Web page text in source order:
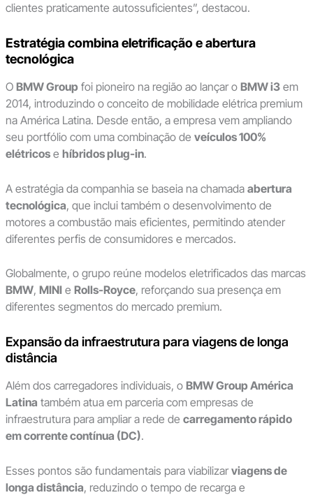
clientes praticamente autossuficientes”, destacou.
Estratégia combina eletrificação e abertura
tecnológica
O BMW Groupfoi pioneiro na região ao lançar o BMW i3em
2014, introduzindo o conceito de mobilidade elétrica premium
na América Latina. Desde então, a empresa vem ampliando
seu portfólio com uma combinação de veículos 100%
elétricose híbridos plug-in.
A estratégia da companhia se baseia na chamada abertura
tecnológica, que inclui também o desenvolvimento de
motores a combustão mais eficientes, permitindo atender
diferentes perfis de consumidores e mercados.
Globalmente, o grupo reúne modelos eletrificados das marcas
BMW, MINIe Rolls-Royce, reforçando sua presença em
diferentes segmentos do mercado premium.
Expansão da infraestrutura para viagens de longa
distância
Além dos carregadores individuais, o BMW Group América
Latina também atua em parceria com empresas de
infraestrutura para ampliar a rede de carregamento rápido
em corrente contínua (DC).
Esses pontos são fundamentais para viabilizar viagens de
longa distância, reduzindo o tempo de recarga e